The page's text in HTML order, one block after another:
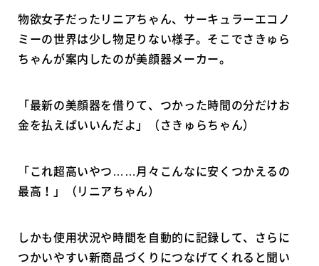
物欲女子だったリニアちゃん、サーキュラーエコノ
ミーの世界は少し物足りない様子。そこでさきゅら
ちゃんが案内したのが美顔器メーカー。
「最新の美顔器を借りて、つかった時間の分だけお
金を払えばいいんだよ」（さきゅらちゃん）
「これ超高いやつ……月々こんなに安くつかえるの
最高！」（リニアちゃん）
しかも使用状況や時間を自動的に記録して、さらに
つかいやすい新商品づくりにつなげてくれると聞い